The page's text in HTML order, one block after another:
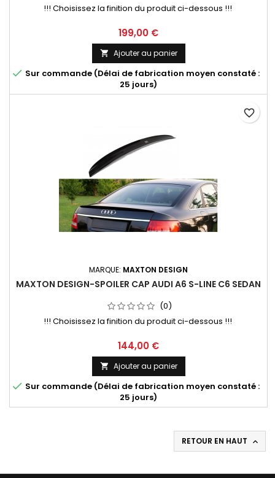
!!! Choisissez la finition du produit ci-dessous !!!
Prix
199,00 €
 Ajouter au panier
 Sur commande (Délai de fabrication moyen constaté :
25 jours)
MARQUE: MAXTON DESIGN
MAXTON DESIGN-SPOILER CAP AUDI A6 S-LINE C6 SEDAN
(0)
!!! Choisissez la finition du produit ci-dessous !!!
Prix
144,00 €
 Ajouter au panier
 Sur commande (Délai de fabrication moyen constaté :
25 jours)
favorite_border
RETOUR EN HAUT 